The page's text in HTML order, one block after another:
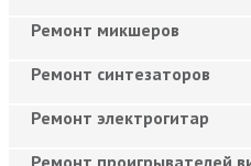
Ремонт микшеров
Ремонт синтезаторов
Ремонт электрогитар
Ремонт проигрывателей